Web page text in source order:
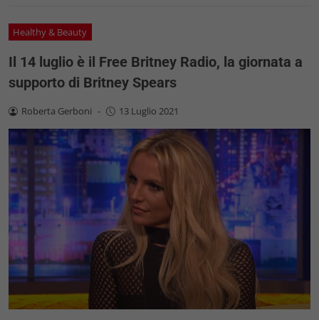
Healthy & Beauty
Il 14 luglio è il Free Britney Radio, la giornata a
supporto di Britney Spears
Roberta Gerboni - 13 Luglio 2021